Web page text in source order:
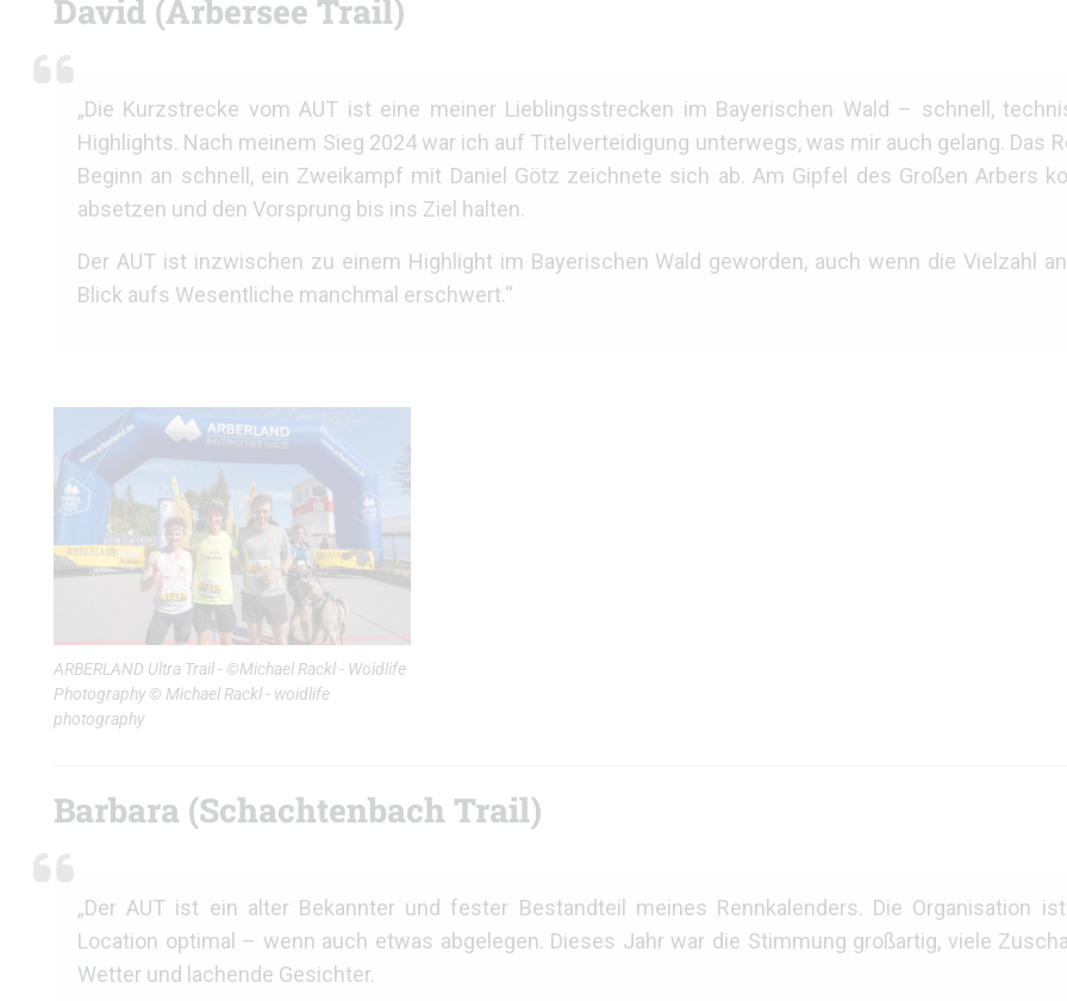
David (Arbersee Trail)
„Die Kurzstrecke vom AUT ist eine meiner Lieblingsstrecken im Bayerischen Wald – schnell,
Highlights. Nach meinem Sieg 2024 war ich auf Titelverteidigung unterwegs, was mir auch gelang. Das
Beginn an schnell, ein Zweikampf mit Daniel Götz zeichnete sich ab. Am Gipfel des Großen Arbers
absetzen und den Vorsprung bis ins Ziel halten.
Der AUT ist inzwischen zu einem Highlight im Bayerischen Wald geworden, auch wenn die Vielzahl
Blick aufs Wesentliche manchmal erschwert.“
ARBERLAND Ultra Trail - ©Michael Rackl - Woidlife
Photography © Michael Rackl - woidlife
photography
Barbara (Schachtenbach Trail)
„Der AUT ist ein alter Bekannter und fester Bestandteil meines Rennkalenders. Die Organisation
Location optimal – wenn auch etwas abgelegen. Dieses Jahr war die Stimmung großartig, viele
Wetter und lachende Gesichter.